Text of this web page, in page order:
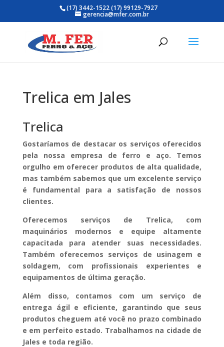
(17) 3442-1522 (17) 99129-7927
gerencia@mfer.com.br
Trelica em Jales
Trelica
Gostaríamos de destacar os serviços oferecidos
pela nossa empresa de ferro e aço. Temos
orgulho em oferecer produtos de alta qualidade,
mas também sabemos que um excelente serviço
é fundamental para a satisfação de nossos
clientes.
Oferecemos serviços de Trelica, com
maquinários modernos e equipe altamente
capacitada para atender suas necessidades.
Também oferecemos serviços de usinagem e
soldagem, com profissionais experientes e
equipamentos de última geração.
Além disso, contamos com um serviço de
entrega ágil e eficiente, garantindo que seus
produtos cheguem até você no prazo combinado
e em perfeito estado. Trabalhamos na cidade de
Jales e toda região.